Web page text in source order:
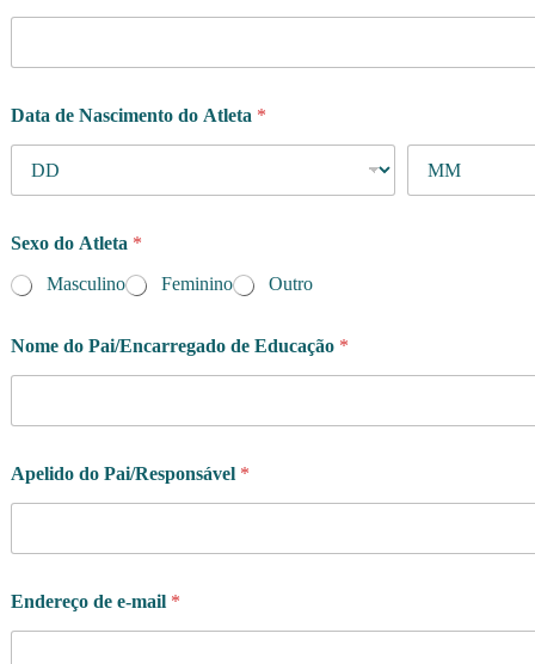
Data de Nascimento do Atleta *
Sexo do Atleta *
Masculino
Feminino Outro
Nome do Pai/Encarregado de Educação *
Apelido do Pai/Responsável *
Endereço de e-mail *